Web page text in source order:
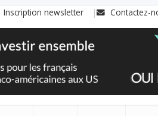
Inscription newsletter Contactez-